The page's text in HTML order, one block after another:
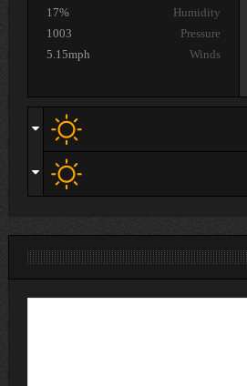
Humidity
17%
Pressure
1003
Winds
5.15mph